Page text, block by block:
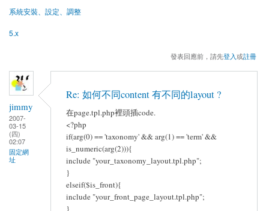
系統安裝、設定、調整
5.x
發表回應前，請先登入或註冊
jimmy
2007-
03-15
(四)
02:07
固定網
址
Re: 如何不同content 有不同的layout ?
在page.tpl.php裡頭插code.
<?php
if(arg(0) == 'taxonomy' && arg(1) == 'term' &&
is_numeric(arg(2))){
include "your_taxonomy_layout.tpl.php";
}
elseif($is_front){
include "your_front_page_layout.tpl.php";
}